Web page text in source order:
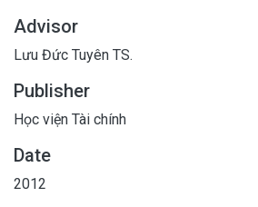
Advisor
Lưu Đức Tuyên TS.
Publisher
Học viện Tài chính
Date
2012